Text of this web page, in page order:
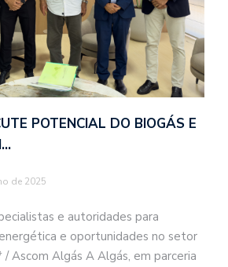
POTENCIAL DO BIOGÁS E
de 2025
e autoridades para
e oportunidades no setor
/ Ascom Algás A Algás, em parceria